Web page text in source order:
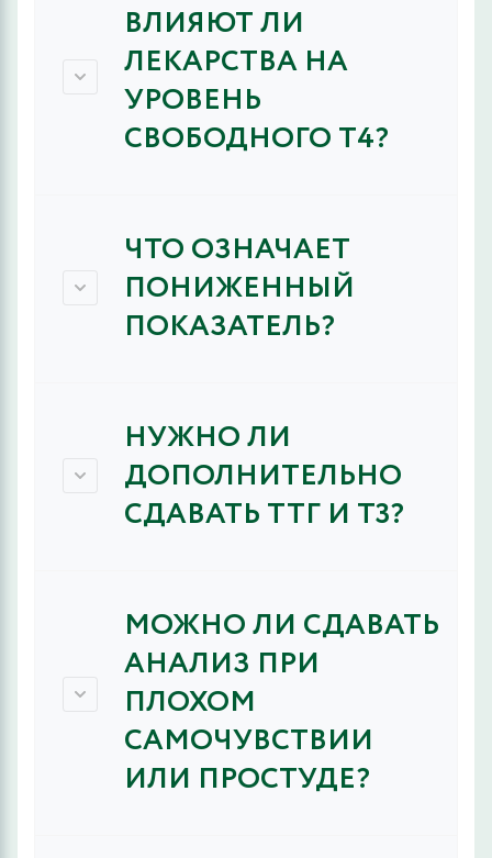
ВЛИЯЮТ ЛИ
ЛЕКАРСТВА НА
УРОВЕНЬ
СВОБОДНОГО Т4?
ЧТО ОЗНАЧАЕТ
ПОНИЖЕННЫЙ
ПОКАЗАТЕЛЬ?
НУЖНО ЛИ
ДОПОЛНИТЕЛЬНО
СДАВАТЬ ТТГ И Т3?
МОЖНО ЛИ СДАВАТЬ
АНАЛИЗ ПРИ
ПЛОХОМ
САМОЧУВСТВИИ
ИЛИ ПРОСТУДЕ?